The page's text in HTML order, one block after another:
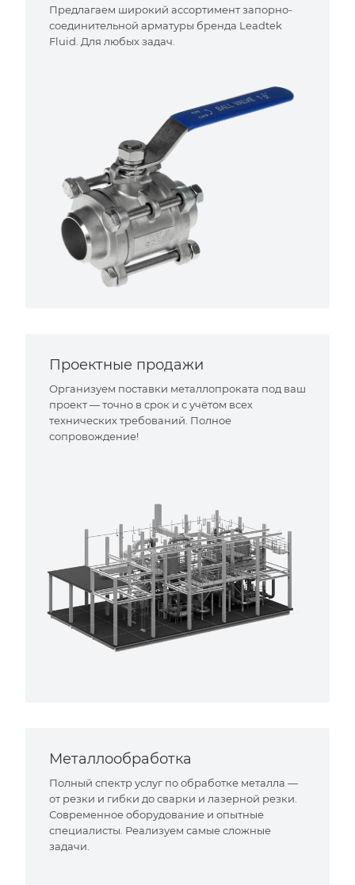
Предлагаем широкий ассортимент запорно-
соединительной арматуры бренда Leadtek
Fluid. Для любых задач.
Проектные продажи
Организуем поставки металлопроката под ваш
проект — точно в срок и с учётом всех
технических требований. Полное
сопровождение!
Металлообработка
Полный спектр услуг по обработке металла —
от резки и гибки до сварки и лазерной резки.
Современное оборудование и опытные
специалисты. Реализуем самые сложные
задачи.